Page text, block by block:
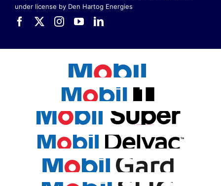
under license by Den Hartog Energies